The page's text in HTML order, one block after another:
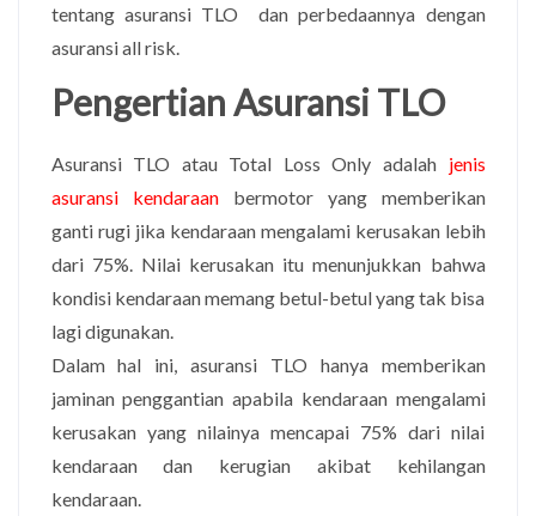
tentang asuransi TLO dan perbedaannya dengan
asuransi all risk.
Pengertian Asuransi TLO
Asuransi TLO atau Total Loss Only adalah jenis
asuransi kendaraanbermotor yang memberikan
ganti rugi jika kendaraan mengalami kerusakan lebih
dari 75%. Nilai kerusakan itu menunjukkan bahwa
kondisi kendaraan memang betul-betul yang tak bisa
lagi digunakan.
Dalam hal ini, asuransi TLO hanya memberikan
jaminan penggantian apabila kendaraan mengalami
kerusakan yang nilainya mencapai 75% dari nilai
kendaraan dan kerugian akibat kehilangan
kendaraan.